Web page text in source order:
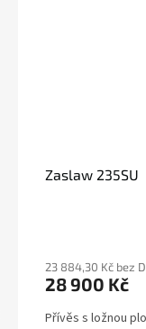
Zaslaw 235SU
23 884,30 Kč bez
28 900 Kč
Přívěs s ložnou